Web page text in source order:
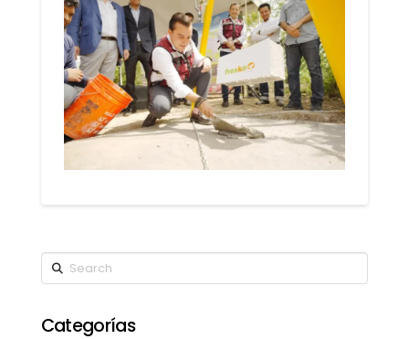
Search
Categorías